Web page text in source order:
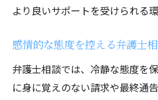
より良いサポートを受けられる環
感情的な態度を控える弁護士
弁護士相談では、冷静な態度を
に身に覚えのない請求や最終通